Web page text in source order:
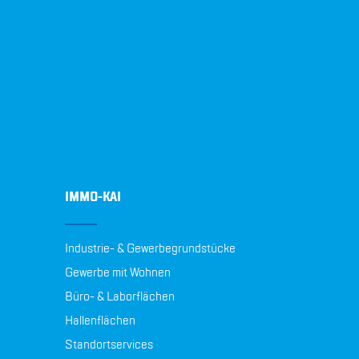
IMMO-KAI
Industrie- & Gewerbegrundstücke
Gewerbe mit Wohnen
Büro- & Laborflächen
Hallenflächen
Standortservices